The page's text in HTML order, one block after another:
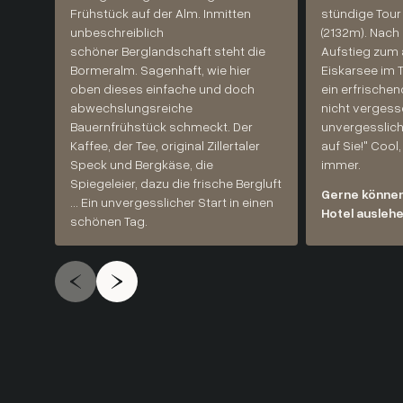
Frühstück auf der Alm. Inmitten
unbeschreiblich
schöner Berglandschaft steht die
Bormeralm. Sagenhaft, wie hier
oben dieses einfache und doch
abwechslungsreiche
Bauernfrühstück schmeckt. Der
Kaffee, der Tee, original Zillertaler
Speck und Bergkäse, die
Spiegeleier, dazu die frische Bergluft
... Ein unvergesslicher Start in einen
schönen Tag.
stündige
(2132m).
Aufstieg
Eiskarsee im
ein
nicht
auf Sie!"
immer.
Gerne
Hotel